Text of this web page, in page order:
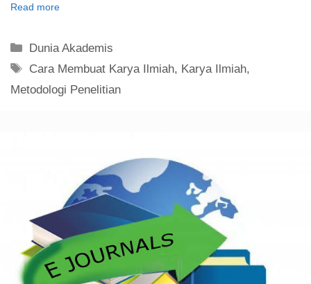
Read more
Kategori
Dunia Akademis
Tag
Cara Membuat Karya Ilmiah, Karya Ilmiah,
Metodologi Penelitian